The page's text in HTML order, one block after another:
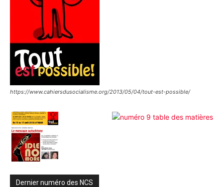
https://www.cahiersdusocialisme.org/2013/05/04/tout-est-possible/
Dernier numéro des NCS